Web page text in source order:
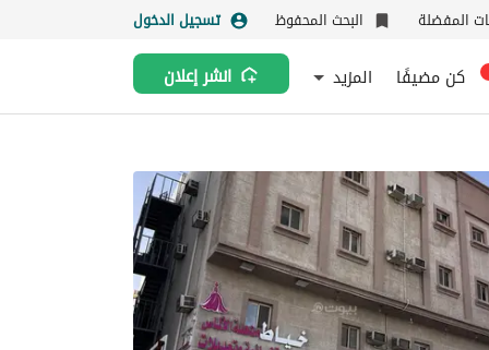
المفضلة البحث المحفوظ تسجيل الدخول
كن مضيفًا المزيد انشر إعلان